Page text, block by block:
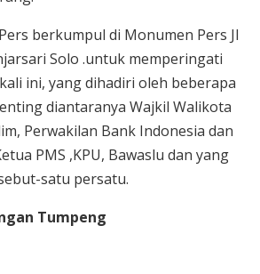
berkumpul di Monumen Pers Jl
Solo .untuk memperingati
ini, yang dihadiri oleh beberapa
diantaranya Wajkil Walikota
Perwakilan Bank Indonesia dan
PMS ,KPU, Bawaslu dan yang
satu persatu.
Tumpeng